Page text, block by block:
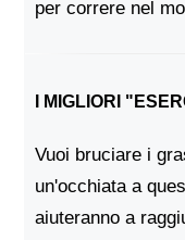
per correre nel
I MIGLIORI
Vuoi bruciare i
un'occhiata a
aiuteranno a